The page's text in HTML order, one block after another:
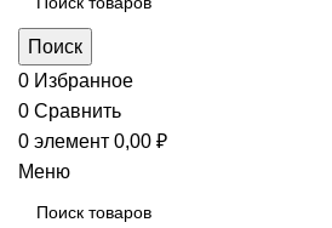
Поиск
0 Избранное
0 Сравнить
0 элемент 0,00 ₽
Меню